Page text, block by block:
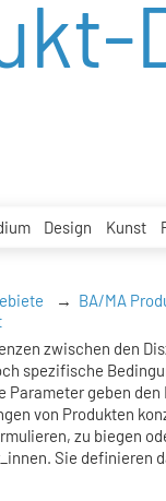
Design Kunst
BA/MA
zwischen den
spezifische
Parameter geben den
von Produkten
zu biegen
Sie definieren